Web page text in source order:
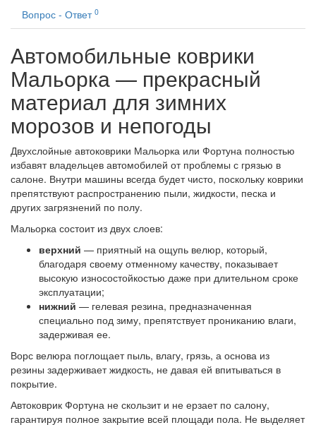
Вопрос - Ответ 0
Автомобильные коврики
Мальорка — прекрасный
материал для зимних
морозов и непогоды
Двухслойные автоковрики Мальорка или Фортуна полностью
избавят владельцев автомобилей от проблемы с грязью в
салоне. Внутри машины всегда будет чисто, поскольку коврики
препятствуют распространению пыли, жидкости, песка и
других загрязнений по полу.
Мальорка состоит из двух слоев:
верхний — приятный на ощупь велюр, который,
благодаря своему отменному качеству, показывает
высокую износостойкостью даже при длительном сроке
эксплуатации;
нижний — гелевая резина, предназначенная
специально под зиму, препятствует прониканию влаги,
задерживая ее.
Ворс велюра поглощает пыль, влагу, грязь, а основа из
резины задерживает жидкость, не давая ей впитываться в
покрытие.
Автоковрик Фортуна не скользит и не ерзает по салону,
гарантируя полное закрытие всей площади пола. Не выделяет